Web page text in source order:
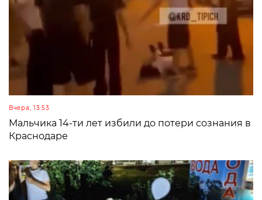
Вчера, 13:53
Мальчика 14-ти лет избили до потери сознания в
Краснодаре